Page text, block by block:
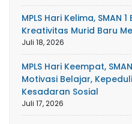
MPLS Hari Kelima, SMAN
Kreativitas Murid Baru
Juli 18, 2026
MPLS Hari Keempat,
Motivasi Belajar,
Kesadaran Sosial
Juli 17, 2026